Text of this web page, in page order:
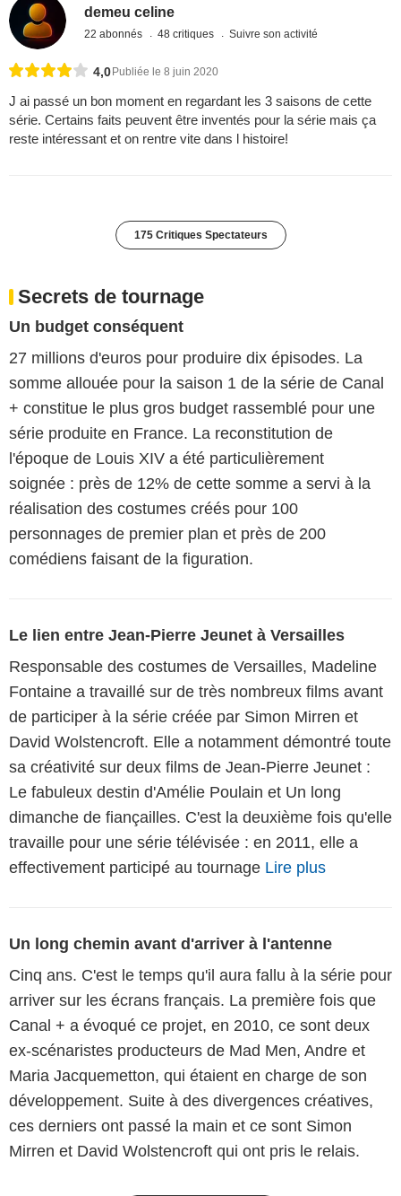
demeu celine
22 abonnés 48 critiques Suivre son activité
4,0 Publiée le 8 juin 2020
J ai passé un bon moment en regardant les 3 saisons de cette
série. Certains faits peuvent être inventés pour la série mais ça
reste intéressant et on rentre vite dans l histoire!
175 Critiques Spectateurs
Secrets de tournage
Un budget conséquent
27 millions d'euros pour produire dix épisodes. La
somme allouée pour la saison 1 de la série de Canal
+ constitue le plus gros budget rassemblé pour une
série produite en France. La reconstitution de
l'époque de Louis XIV a été particulièrement
soignée : près de 12% de cette somme a servi à la
réalisation des costumes créés pour 100
personnages de premier plan et près de 200
comédiens faisant de la figuration.
Le lien entre Jean-Pierre Jeunet à Versailles
Responsable des costumes de Versailles, Madeline
Fontaine a travaillé sur de très nombreux films avant
de participer à la série créée par Simon Mirren et
David Wolstencroft. Elle a notamment démontré toute
sa créativité sur deux films de Jean-Pierre Jeunet :
Le fabuleux destin d'Amélie Poulain et Un long
dimanche de fiançailles. C'est la deuxième fois qu'elle
travaille pour une série télévisée : en 2011, elle a
effectivement participé au tournage Lire plus
Un long chemin avant d'arriver à l'antenne
Cinq ans. C'est le temps qu'il aura fallu à la série pour
arriver sur les écrans français. La première fois que
Canal + a évoqué ce projet, en 2010, ce sont deux
ex-scénaristes producteurs de Mad Men, Andre et
Maria Jacquemetton, qui étaient en charge de son
développement. Suite à des divergences créatives,
ces derniers ont passé la main et ce sont Simon
Mirren et David Wolstencroft qui ont pris le relais.